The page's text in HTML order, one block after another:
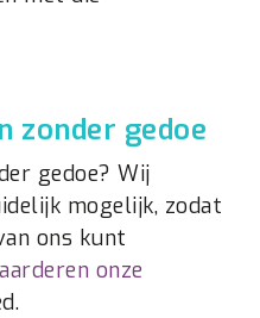
zonder gedoe
gedoe? Wij
mogelijk, zodat
ons kunt
onze